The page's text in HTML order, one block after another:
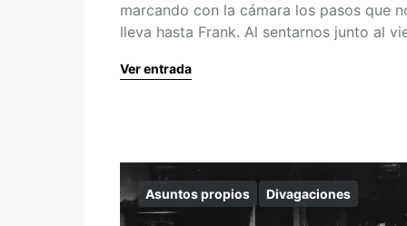
marcando con la cámara los pasos que
lleva hasta Frank. Al sentarnos junto al
Ver entrada
Asuntos propios Divagaciones